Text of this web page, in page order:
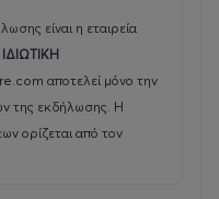
είναι η εταιρεία
αποτελεί μόνο την
της εκδήλωσης. Η
ορίζεται από τον